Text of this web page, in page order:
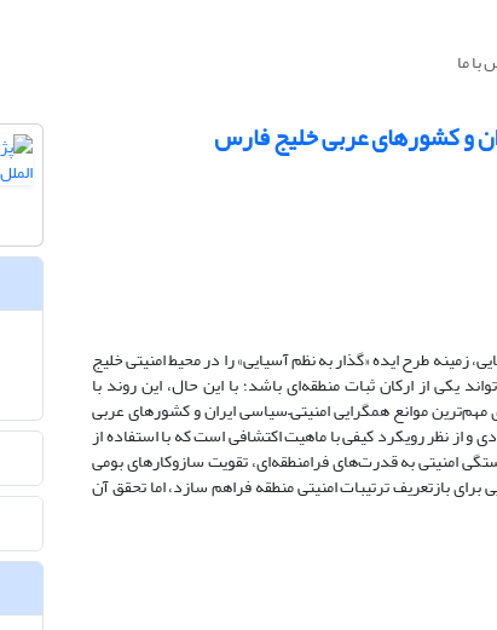
با ما
و کشورهای عربی خلیج فارس
زمینه طرح ایده «گذار به نظم آسیایی» را در محیط امنیتی خلیج
یکی از ارکان ثبات منطقه‌ای باشد؛ با این حال، این روند با
موانع همگرایی امنیتی–سیاسی ایران و کشورهای عربی
از نظر رویکرد کیفی با ماهیت اکتشافی است که با استفاده از
امنیتی به قدرت‌های فرامنطقه‌ای، تقویت سازوکارهای بومی
بازتعریف ترتیبات امنیتی منطقه فراهم سازد، اما تحقق آن